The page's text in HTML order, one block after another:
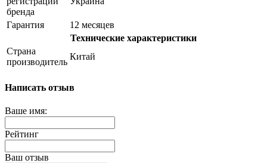
бренда
Гарантия
12 месяцев
Технические характеристики
Страна
производитель
Китай
Написать отзыв
Ваше имя:
Рейтинг
Ваш отзыв